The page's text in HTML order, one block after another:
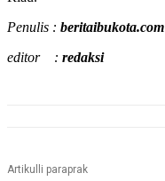
Penulis : beritaibukota.com
editor : redaksi
Artikulli paraprak